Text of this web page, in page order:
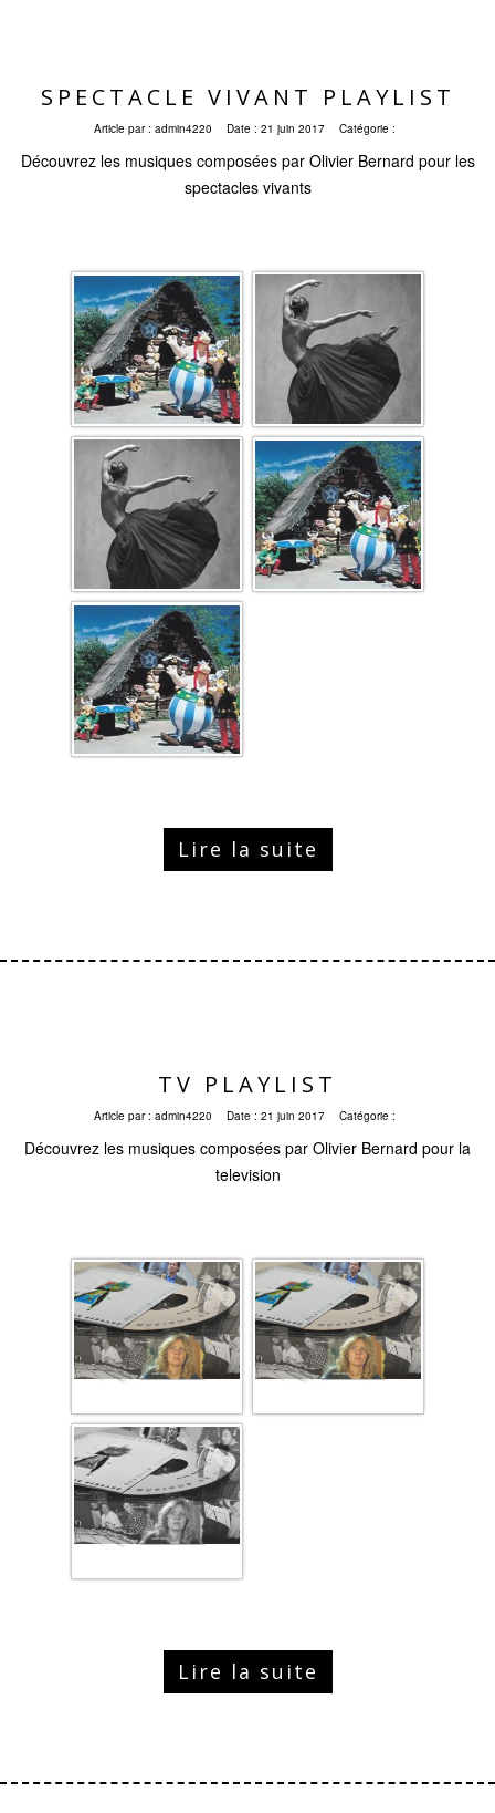
SPECTACLE VIVANT PLAYLIST
Article par : admin4220 Date : 21 juin 2017 Catégorie :
Découvrez les musiques composées par Olivier Bernard pour les
spectacles vivants
Lire la suite
TV PLAYLIST
Article par : admin4220 Date : 21 juin 2017 Catégorie :
Découvrez les musiques composées par Olivier Bernard pour la
television
Lire la suite